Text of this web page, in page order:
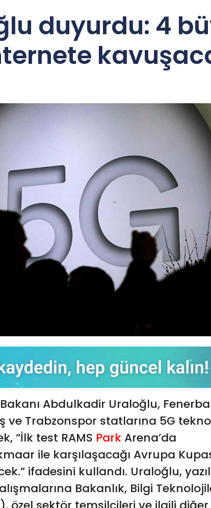
duyurdu: 4
Abdulkadir Uraloğlu,
ve Trabzonspor statlarına 5G
“İlk test RAMS Park Arena’da
ile karşılaşacağı Avrupa
ifadesini kullandı. Uraloğlu,
Bakanlık, Bilgi